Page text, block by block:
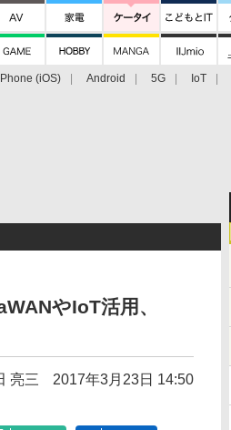
(iOS) Android 5G IoT
やIoT活用、
亮三 2017年3月23日 14:50